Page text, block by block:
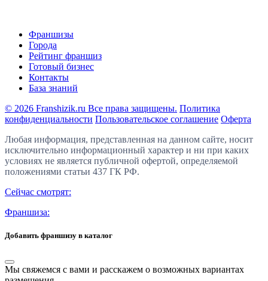
Франшизы
Города
Рейтинг франшиз
Готовый бизнес
Контакты
База знаний
© 2026 Franshizik.ru Все права защищены. Политика
конфиденциальности Пользовательское соглашение Оферта
Любая информация, представленная на данном сайте, носит
исключительно информационный характер и ни при каких
условиях не является публичной офертой, определяемой
положениями статьи 437 ГК РФ.
Сейчас смотрят:
Франшиза:
Добавить франшизу в каталог
Мы свяжемся с вами и расскажем о возможных вариантах